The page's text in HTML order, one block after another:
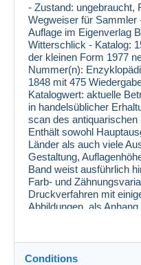
- Zustand: ungebraucht,
Wegweiser für Sammler
Auflage im Eigenverlag
Witterschlick - Katalog:
der kleinen Form 1977
Nummer(n):
1848 mit 475
Katalogwert: aktuelle
in handelsüblicher
scan des
Enthält sowohl
Länder als auch viele
Gestaltung,
Band weist ausführlich
Farb- und
Druckverfahren mit
Abbildungen, als
Europa, die Briefmarken
kunsthistorischer und
ist nur im Maxibrief oder
Kostenersparnis (
Conditions